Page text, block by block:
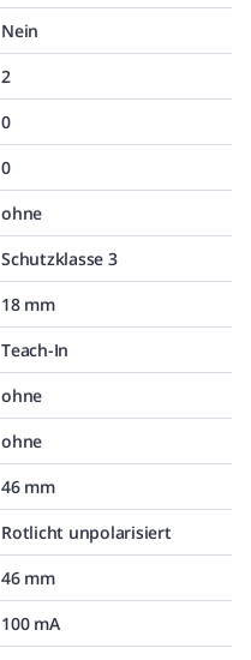
Nein
2
0
0
ohne
Schutzklasse 3
18 mm
Teach-In
ohne
ohne
46 mm
Rotlicht unpolarisiert
46 mm
100 mA